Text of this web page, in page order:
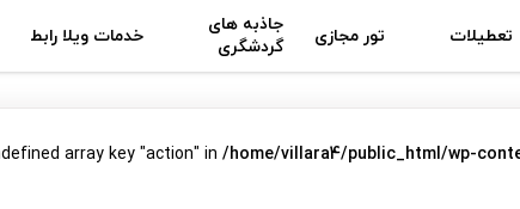
تعطیلات تور مجازی
جاذبه های
گردشگری
خدمات ویلا رابط
array key "action" in /home/villara4/public_html/wp-